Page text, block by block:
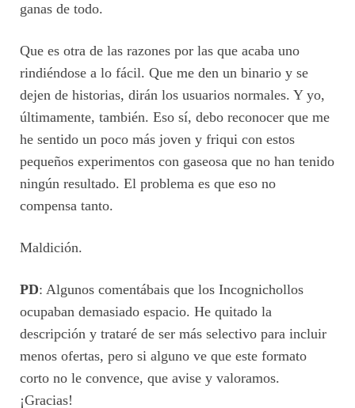
ganas de todo.
Que es otra de las razones por las que acaba uno
rindiéndose a lo fácil. Que me den un binario y se
dejen de historias, dirán los usuarios normales. Y yo,
últimamente, también. Eso sí, debo reconocer que me
he sentido un poco más joven y friqui con estos
pequeños experimentos con gaseosa que no han tenido
ningún resultado. El problema es que eso no
compensa tanto.
Maldición.
PD: Algunos comentábais que los Incognichollos
ocupaban demasiado espacio. He quitado la
descripción y trataré de ser más selectivo para incluir
menos ofertas, pero si alguno ve que este formato
corto no le convence, que avise y valoramos.
¡Gracias!